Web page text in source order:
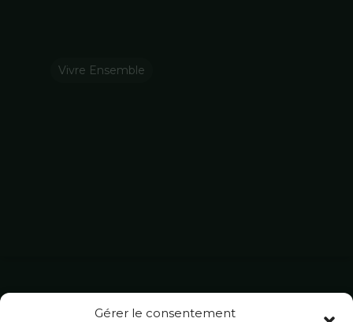
Gérer le consentement
Vivre Ensemble